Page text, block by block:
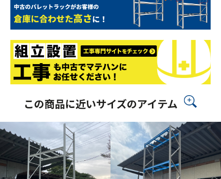
この商品に近いサイズのアイテム